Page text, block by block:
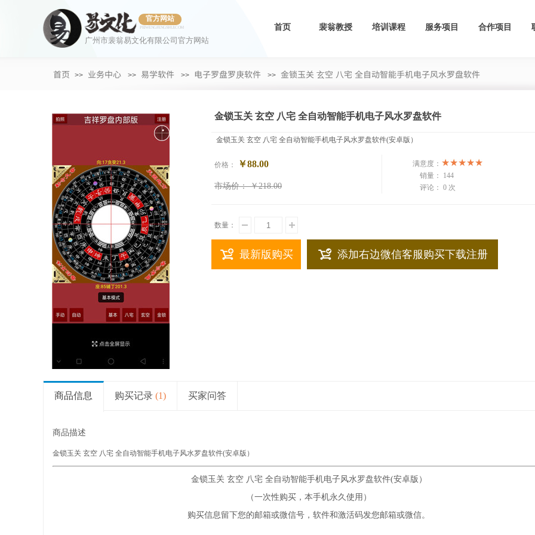
PEIWENGFENGSHUI.COM
官方网站
首页 裴翁教授 培训课程 服务项目 合作项目
广州市裴翁易文化有限公司官方网站
首页 >> 业务中心 >> 易学软件 >> 电子罗盘罗庚软件 >> 金锁玉关 玄空 八宅 全自动智能手机电子风水罗盘软件
金锁玉关 玄空 八宅 全自动智能手机电子风水罗盘软件
金锁玉关 玄空 八宅 全自动智能手机电子风水罗盘软件(安卓版）
价格： ￥88.00
市场价： ￥218.00
满意度：
销量：
144
评论： 0 次
数量：
最新版购买 添加右边微信客服购买下载注册
商品信息 购买记录 (1) 买家问答
商品描述
金锁玉关 玄空 八宅 全自动智能手机电子风水罗盘软件(安卓版）
金锁玉关 玄空 八宅 全自动智能手机电子风水罗盘软件(安卓版）
（一次性购买，本手机永久使用）
购买信息留下您的邮箱或微信号，软件和激活码发您邮箱或微信。